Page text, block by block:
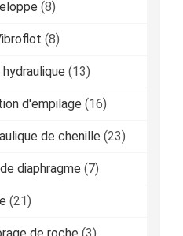
(8)
(8)
(13)
d'empilage (16)
de chenille (23)
diaphragme (7)
(21)
de roche (3)